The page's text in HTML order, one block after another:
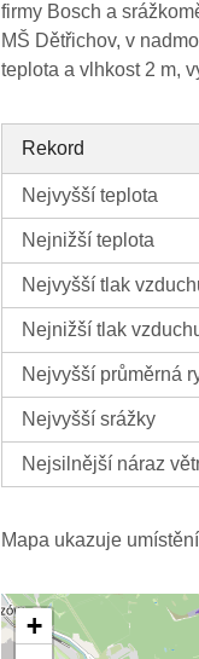
firmy Bosch a
MŠ Dětřichov, v
teplota a vlhkost 2 m,
Rekord
Nejvyšší teplota
Nejnižší teplota
Nejvyšší tlak
Nejnižší tlak
Nejvyšší průměrná
Nejvyšší srážky
Nejsilnější náraz
Mapa ukazuje
+